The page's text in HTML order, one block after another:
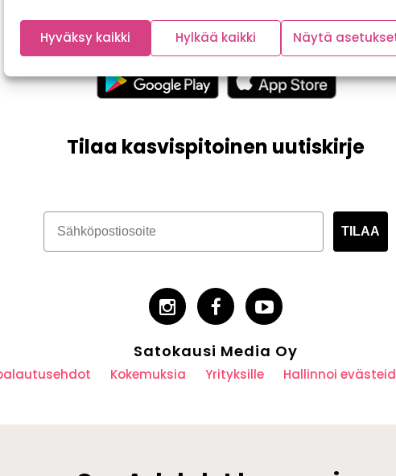
Hyväksy kaikki Hylkää kaikki Näytä
Tilaa kasvispitoinen uutiskirje
TILAA
Satokausi Media Oy
Kokemuksia Yrityksille Hallinnoi